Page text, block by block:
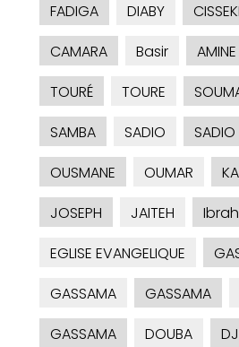
FADIGA
DIABY
CAMARA
Basir AMINE
TOURÉ
TOURE
SAMBA
SADIO SADIO
OUSMANE
OUMAR
JOSEPH
JAITEH
EGLISE EVANGELIQUE
GASSAMA
GASSAMA
GASSAMA
DOUBA